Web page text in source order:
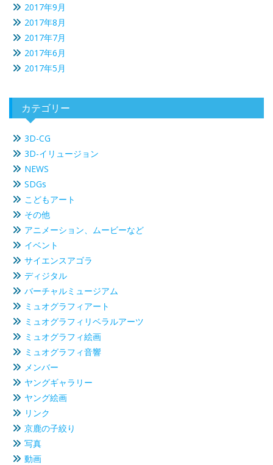
2017年9月
2017年8月
2017年7月
2017年6月
2017年5月
カテゴリー
3D-CG
3D-イリュージョン
NEWS
SDGs
こどもアート
その他
アニメーション、ムービーなど
イベント
サイエンスアゴラ
ディジタル
バーチャルミュージアム
ミュオグラフィアート
ミュオグラフィリベラルアーツ
ミュオグラフィ絵画
ミュオグラフィ音響
メンバー
ヤングギャラリー
ヤング絵画
リンク
京鹿の子絞り
写真
動画